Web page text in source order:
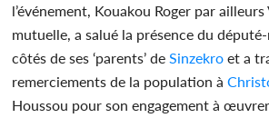
l’événement, Kouakou Roger par
mutuelle, a salué la présence du
côtés de ses ‘parents’ de Sinzekro et a
remerciements de la population à
Houssou pour son engagement à